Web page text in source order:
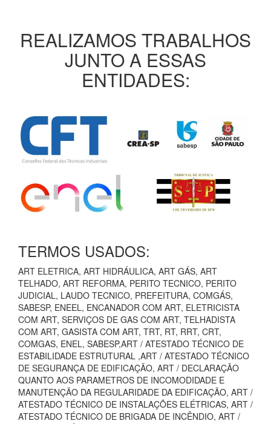
REALIZAMOS TRABALHOS
JUNTO A ESSAS
ENTIDADES:
TERMOS USADOS:
ART ELETRICA, ART HIDRÁULICA, ART GÁS, ART
TELHADO, ART REFORMA, PERITO TECNICO, PERITO
JUDICIAL, LAUDO TECNICO, PREFEITURA, COMGÁS,
SABESP, ENEEL, ENCANADOR COM ART, ELETRICISTA
COM ART, SERVIÇOS DE GAS COM ART, TELHADISTA
COM ART, GASISTA COM ART, TRT, RT, RRT, CRT,
COMGAS, ENEL, SABESP,ART / ATESTADO TÉCNICO DE
ESTABILIDADE ESTRUTURAL ,ART / ATESTADO TÉCNICO
DE SEGURANÇA DE EDIFICAÇÃO, ART / DECLARAÇÃO
QUANTO AOS PARAMETROS DE INCOMODIDADE E
MANUTENÇÃO DA REGULARIDADE DA EDIFICAÇÃO, ART /
ATESTADO TÉCNICO DE INSTALAÇÕES ELÉTRICAS, ART /
ATESTADO TÉCNICO DE BRIGADA DE INCÊNDIO, ART /